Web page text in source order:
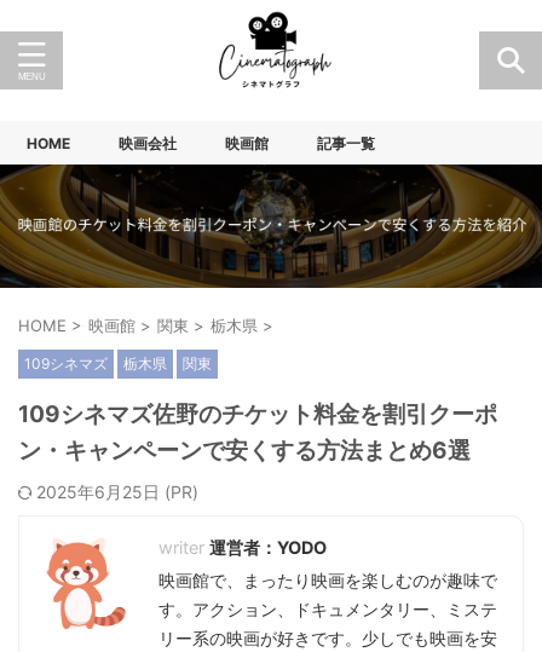
HOME 映画会社 映画館 記事一覧
HOME > 映画館 > 関東 > 栃木県 >
109シネマズ 栃木県 関東
109シネマズ佐野のチケット料金を割引クーポ
ン・キャンペーンで安くする方法まとめ6選
2025年6月25日
運営者：YODO
映画館で、まったり映画を楽しむのが趣味で
す。アクション、ドキュメンタリー、ミステ
リー系の映画が好きです。少しでも映画を安